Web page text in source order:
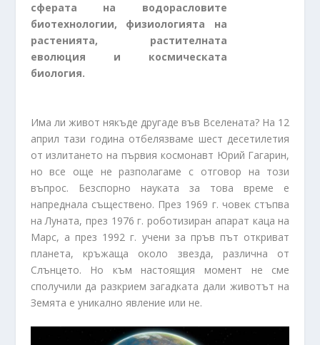
сферата на водорасловите
биотехнологии, физиологията на
растенията, растителната
еволюция и космическата
биология.
Има ли живот някъде другаде във Вселената? На 12
април тази година отбелязваме шест десетилетия
от излитането на първия космонавт Юрий Гагарин,
но все още не разполагаме с отговор на този
въпрос. Безспорно науката за това време е
напреднала съществено. През 1969 г. човек стъпва
на Луната, през 1976 г. роботизиран апарат каца на
Марс, а през 1992 г. учени за пръв път откриват
планета, кръжаща около звезда, различна от
Слънцето. Но към настоящия момент не сме
сполучили да разкрием загадката дали животът на
Земята е уникално явление или не.